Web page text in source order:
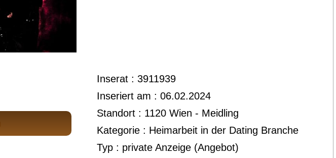
Inserat : 3911939
Inseriert am : 06.02.2024
Standort : 1120 Wien - Meidling
Kategorie : Heimarbeit in der Dating Branche
Typ : private Anzeige (Angebot)